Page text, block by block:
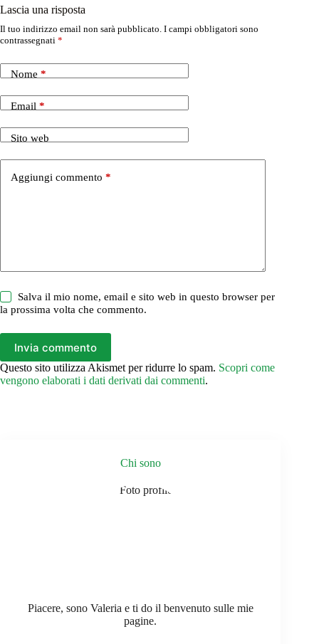
Lascia una risposta
Il tuo indirizzo email non sarà pubblicato. I campi obbligatori sono
contrassegnati *
Nome *
Email *
Sito web
Aggiungi commento *
Salva il mio nome, email e sito web in questo browser per
la prossima volta che commento.
Invia commento
Questo sito utilizza Akismet per ridurre lo spam. Scopri come
vengono elaborati i dati derivati dai commenti.
Chi sono
Piacere, sono Valeria e ti do il benvenuto sulle mie
pagine.